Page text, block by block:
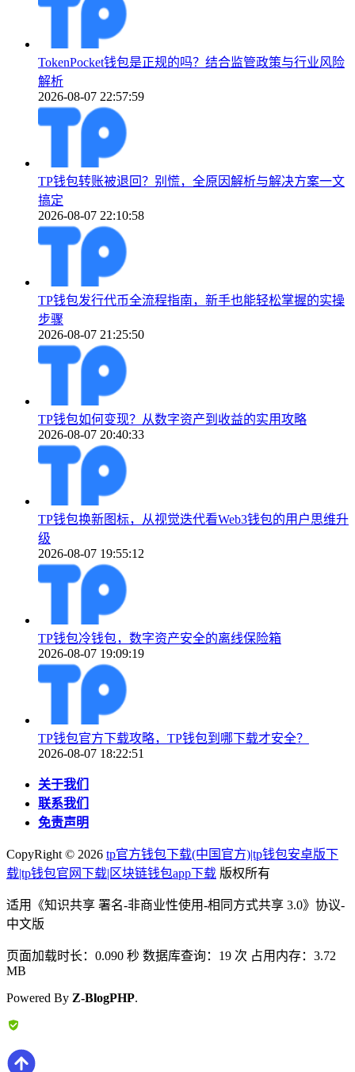
TokenPocket钱包是正规的吗？结合监管政策与行业风险
解析
2026-08-07 22:57:59
TP钱包转账被退回？别慌，全原因解析与解决方案一文
搞定
2026-08-07 22:10:58
TP钱包发行代币全流程指南，新手也能轻松掌握的实操
步骤
2026-08-07 21:25:50
TP钱包如何变现？从数字资产到收益的实用攻略
2026-08-07 20:40:33
TP钱包换新图标，从视觉迭代看Web3钱包的用户思维升
级
2026-08-07 19:55:12
TP钱包冷钱包，数字资产安全的离线保险箱
2026-08-07 19:09:19
TP钱包官方下载攻略，TP钱包到哪下载才安全？
2026-08-07 18:22:51
关于我们
联系我们
免责声明
CopyRight © 2026 tp官方钱包下载(中国官方)|tp钱包安卓版下
载|tp钱包官网下载|区块链钱包app下载 版权所有
适用《知识共享 署名-非商业性使用-相同方式共享 3.0》协议-
中文版
页面加载时长：0.090 秒 数据库查询：19 次 占用内存：3.72
MB
Powered By Z-BlogPHP.